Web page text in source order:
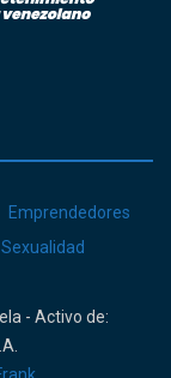
Emprendedores
Sexualidad
- Activo de: